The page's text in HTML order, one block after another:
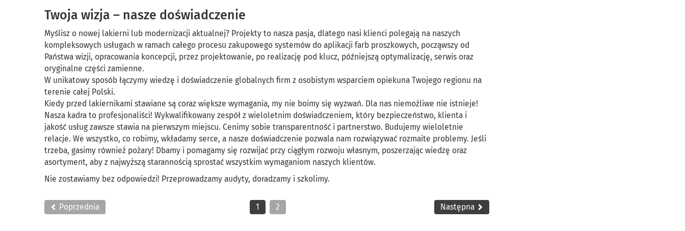
Twoja wizja – nasze doświadczenie
Myślisz o nowej lakierni lub modernizacji aktualnej? Projekty to nasza pasja, dlatego nasi klienci polegają na naszych
kompleksowych usługach w ramach całego procesu zakupowego systemów do aplikacji farb proszkowych, począwszy od
Państwa wizji, opracowania koncepcji, przez projektowanie, po realizację pod klucz, późniejszą optymalizację, serwis oraz
oryginalne części zamienne.
W unikatowy sposób łączymy wiedzę i doświadczenie globalnych firm z osobistym wsparciem opiekuna Twojego regionu na
terenie całej Polski.
Kiedy przed lakiernikami stawiane są coraz większe wymagania, my nie boimy się wyzwań. Dla nas niemożliwe nie istnieje!
Nasza kadra to profesjonaliści! Wykwalifikowany zespół z wieloletnim doświadczeniem, który bezpieczeństwo, klienta i
jakość usług zawsze stawia na pierwszym miejscu. Cenimy sobie transparentność i partnerstwo. Budujemy wieloletnie
relacje. We wszystko, co robimy, wkładamy serce, a nasze doświadczenie pozwala nam rozwiązywać rozmaite problemy. Jeśli
trzeba, gasimy również pożary! Dbamy i pomagamy się rozwijać przy ciągłym rozwoju własnym, poszerzając wiedzę oraz
asortyment, aby z najwyższą starannością sprostać wszystkim wymaganiom naszych klientów.
Nie zostawiamy bez odpowiedzi! Przeprowadzamy audyty, doradzamy i szkolimy.
Poprzednia 1 2 Następna